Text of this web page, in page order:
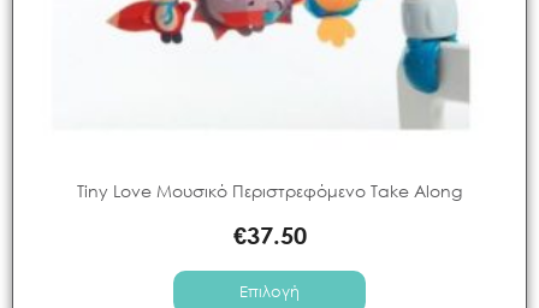
Tiny Love Μουσικό Περιστρεφόμενο Take Along
€37.50
Επιλογή